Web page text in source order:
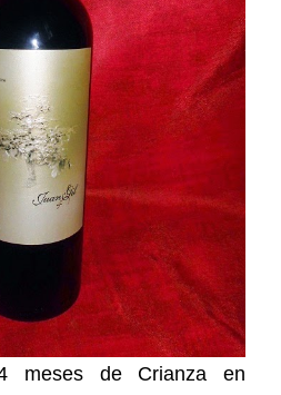
meses de Crianza en